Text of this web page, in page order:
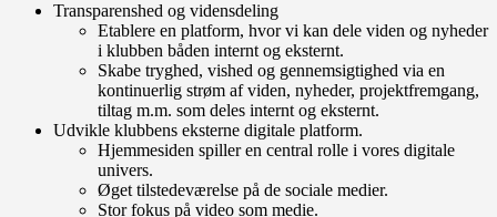
Transparenshed og vidensdeling
Etablere en platform, hvor vi kan dele viden og nyheder
i klubben båden internt og eksternt.
Skabe tryghed, vished og gennemsigtighed via en
kontinuerlig strøm af viden, nyheder, projektfremgang,
tiltag m.m. som deles internt og eksternt.
Udvikle klubbens eksterne digitale platform.
Hjemmesiden spiller en central rolle i vores digitale
univers.
Øget tilstedeværelse på de sociale medier.
Stor fokus på video som medie.